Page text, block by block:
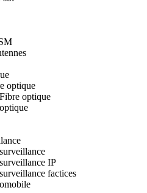
optique
optique
IP
factices